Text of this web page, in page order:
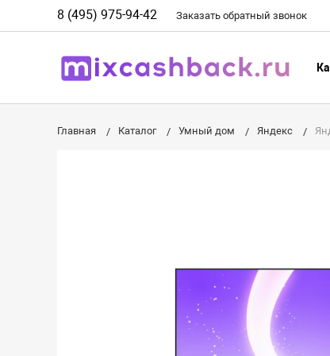
8 (495) 975-94-42 Заказать обратный звонок
Главная Каталог Умный дом Яндекс